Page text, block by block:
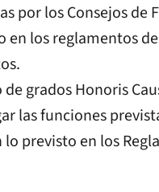
por los Consejos de
en los reglamentos
grados Honoris
las funciones
previsto en los